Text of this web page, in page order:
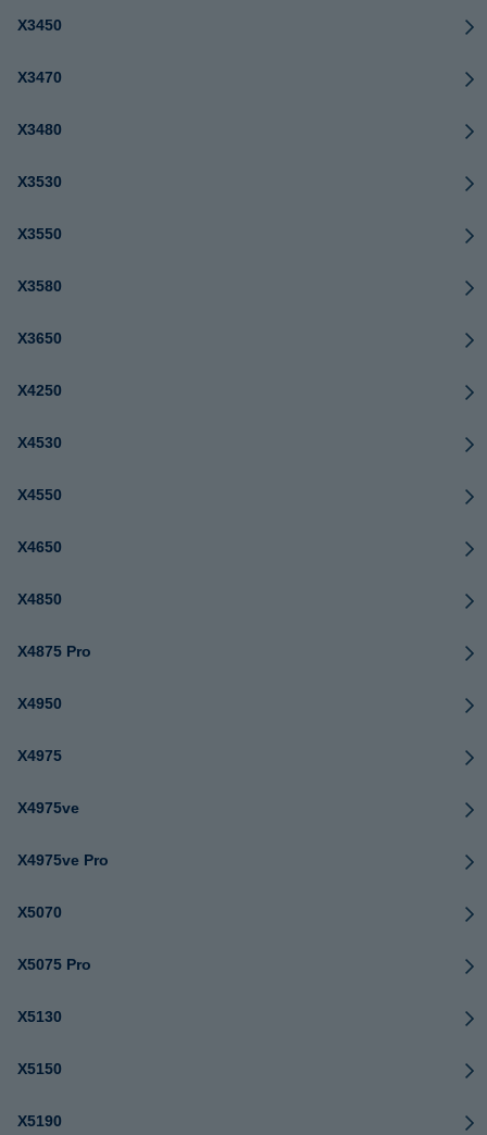
X3450
X3470
X3480
X3530
X3550
X3580
X3650
X4250
X4530
X4550
X4650
X4850
X4875 Pro
X4950
X4975
X4975ve
X4975ve Pro
X5070
X5075 Pro
X5130
X5150
X5190